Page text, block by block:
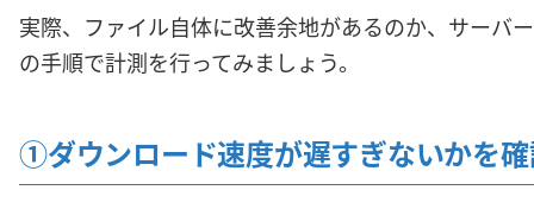
実際、ファイル自体に改善余地があるのか、サーバ
の手順で計測を行ってみましょう。
①ダウンロード速度が遅すぎないかを